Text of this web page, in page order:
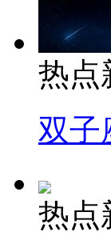
热点
双子
热点